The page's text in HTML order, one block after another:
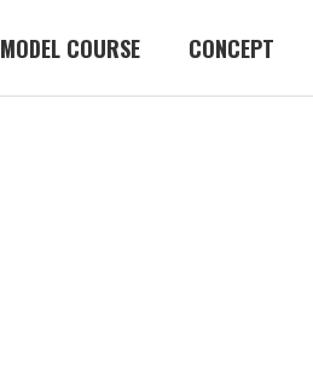
MODEL COURSE CONCEPT